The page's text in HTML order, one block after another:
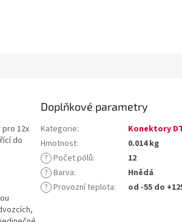
pro 12x
do
Doplňkové parametry
Kategorie:
Konektory
Hmotnost:
0.014 kg
? Počet pólů:
12
? Barva:
Hnědá
? Provozní teplota: od -55 do